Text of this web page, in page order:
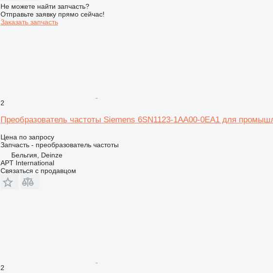
Не можете найти запчасть?
Отправьте заявку прямо сейчас!
Заказать запчасть
2
Преобразователь частоты Siemens 6SN1123-1AA00-0EA1 для
Цена по запросу
Запчасть - преобразователь частоты
Бельгия, Deinze
APT International
Связаться с продавцом
2